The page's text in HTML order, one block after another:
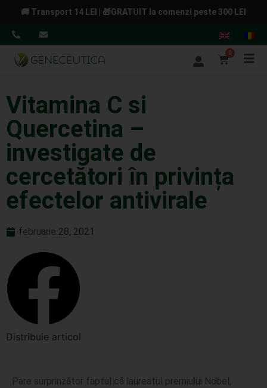
🚚 Transport 14 LEI | 🎁GRATUIT la comenzi peste 300 LEI
0
Vitamina C si
Quercetina –
investigate de
cercetători în privința
efectelor antivirale
februarie 28, 2021
Distribuie articol
Pare surprinzător faptul că laureatul premiului Nobel,